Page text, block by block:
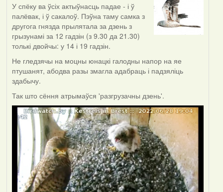
У спёку ва ўсіх актыўнасць падае - і ў
палёвак, і ў сакалоў. Пэўна таму самка з
другога гнязда прылятала за дзень з
грызунамі за 12 гадзін (з 9.30 да 21.30)
толькі двойчы: у 14 і 19 гадзін.
Не гледзячы на моцны юнацкі галодны напор на яе
птушанят, абодва разы змагла адабраць і падзяліць
здабычу.
Так што сёння атрымаўся 'разгрузачны дзень'.